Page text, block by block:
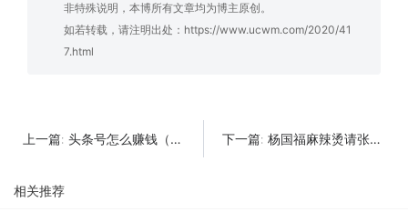
非特殊说明，本博所有文章均为博主原创。
如若转载，请注明出处： https://www.ucwm.com/2020/41
7.html
上一篇: 头条号怎么赚钱（今日头条新手期日赚600的方法） 下一篇: 杨国福麻辣烫请张亮代言？网友：广告语都想好了！
相关推荐